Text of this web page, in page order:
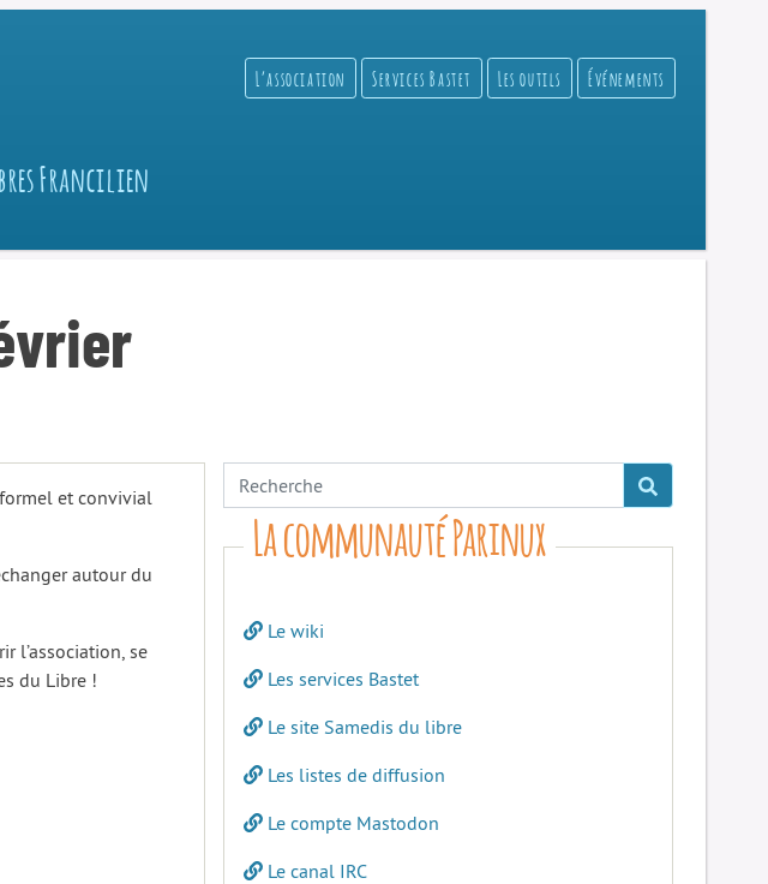
Francilien
L’association Services Bastet Les outils Événements
et convivial
autour du
l’association, se
du Libre !
La communauté Parinux
Le wiki
Les services Bastet
Le site Samedis du libre
Les listes de diffusion
Le compte Mastodon
Le canal IRC